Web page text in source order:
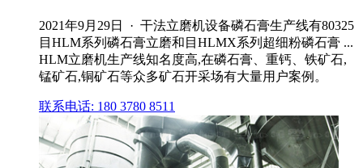
2021年9月29日 · 干法立磨机设备磷石膏生产线有80325
目HLM系列磷石膏立磨和目HLMX系列超细粉磷石膏 ...
HLM立磨机生产线知名度高,在磷石膏、重钙、铁矿石,
锰矿石,铜矿石等众多矿石开采场有大量用户案例。
联系电话: 180 3780 8511